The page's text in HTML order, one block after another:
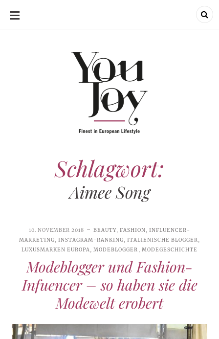
SKIP
Schlagwort:
Aimee Song
10. NOVEMBER 2018 BEAUTY, FASHION,INFLUENCER-
MARKETING, INSTAGRAM-RANKING,ITALIENISCHE BLOGGER,
LUXUSMARKEN EUROPA,MODEBLOGGER , MODEGESCHICHTE
Modeblogger und Fashion-
Infuencer – so haben sie die
Modewelt erobert